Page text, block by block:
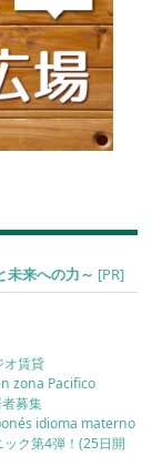
未来への力～ [PR]
オ賃貸
zona Pacifico
募集
idioma materno
ク第4弾！(25日開